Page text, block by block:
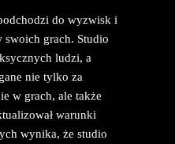
do wyzwisk i
swoich grach. Studio
ludzi, a
nie tylko za
w grach, ale także
warunki
wynika, że studio